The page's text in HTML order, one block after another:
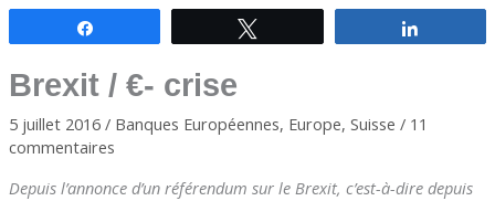
Brexit / €- crise
5 juillet 2016 / Banques Européennes, Europe, Suisse / 11
commentaires
Depuis l’annonce d’un référendum sur le Brexit, c’est-à-dire depuis